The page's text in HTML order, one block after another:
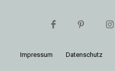
Impressum Daten­schutz